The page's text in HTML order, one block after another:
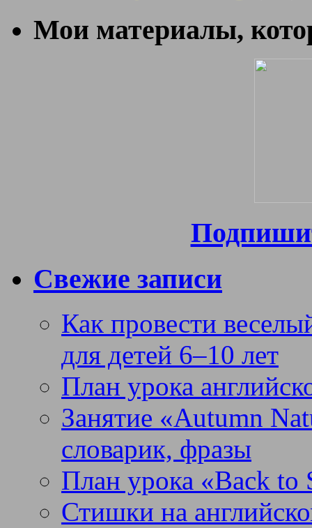
Мои материалы,
Свежие записи
Как провести
для детей 6–10 лет
План урока
Занятие «Autumn
словарик, фразы
План урока «Back to
Стишки на